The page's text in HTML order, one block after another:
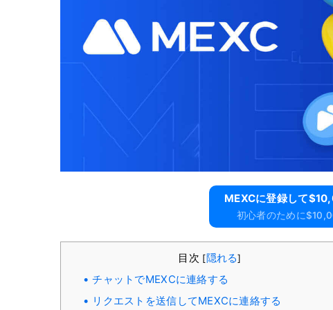
MEXCに​​登録して
初心者のために
目次 [隠れる]
チャットでMEXCに連絡する
リクエストを送信してMEXCに連絡する